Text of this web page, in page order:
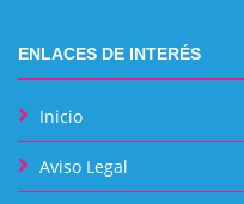
ENLACES DE INTERÉS
Inicio
Aviso Legal